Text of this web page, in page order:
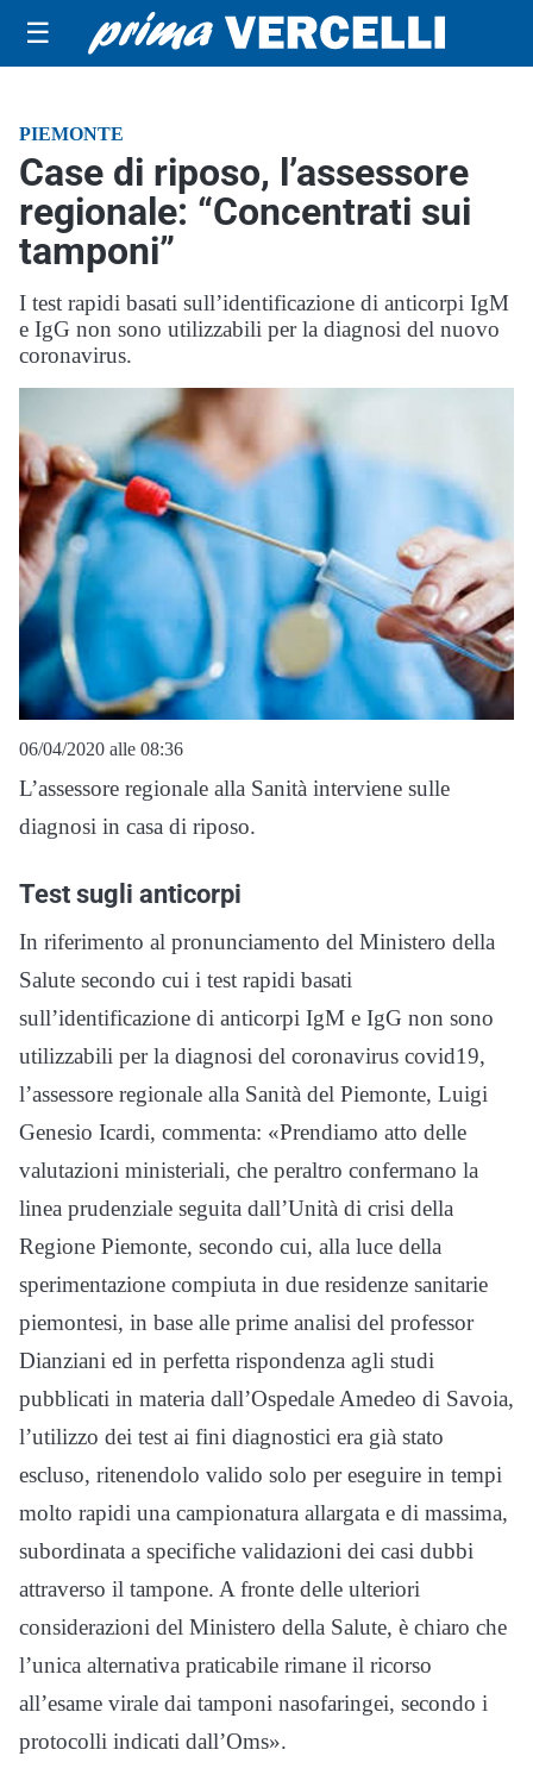
☰
PIEMONTE
Case di riposo, l’assessore
regionale: “Concentrati sui
tamponi”
I test rapidi basati sull’identificazione di anticorpi IgM
e IgG non sono utilizzabili per la diagnosi del nuovo
coronavirus.
06/04/2020 alle 08:36
L’assessore regionale alla Sanità interviene sulle
diagnosi in casa di riposo.
Test sugli anticorpi
In riferimento al pronunciamento del Ministero della
Salute secondo cui i test rapidi basati
sull’identificazione di anticorpi IgM e IgG non sono
utilizzabili per la diagnosi del coronavirus covid19,
l’assessore regionale alla Sanità del Piemonte, Luigi
Genesio Icardi, commenta: «Prendiamo atto delle
valutazioni ministeriali, che peraltro confermano la
linea prudenziale seguita dall’Unità di crisi della
Regione Piemonte, secondo cui, alla luce della
sperimentazione compiuta in due residenze sanitarie
piemontesi, in base alle prime analisi del professor
Dianziani ed in perfetta rispondenza agli studi
pubblicati in materia dall’Ospedale Amedeo di Savoia,
l’utilizzo dei test ai fini diagnostici era già stato
escluso, ritenendolo valido solo per eseguire in tempi
molto rapidi una campionatura allargata e di massima,
subordinata a specifiche validazioni dei casi dubbi
attraverso il tampone. A fronte delle ulteriori
considerazioni del Ministero della Salute, è chiaro che
l’unica alternativa praticabile rimane il ricorso
all’esame virale dai tamponi nasofaringei, secondo i
protocolli indicati dall’Oms».